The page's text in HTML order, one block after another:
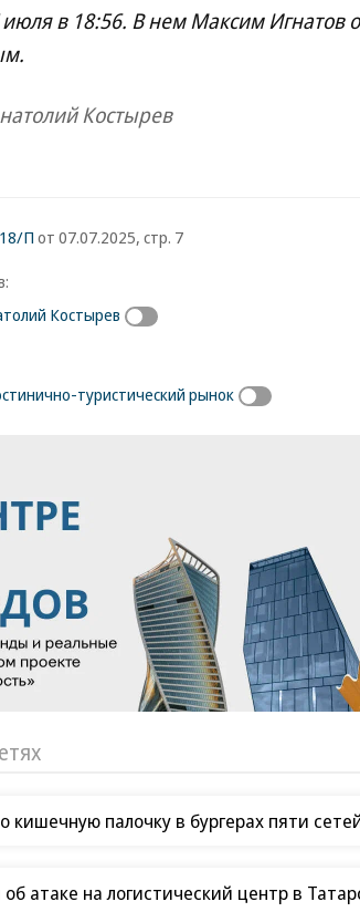
июля в 18:56. В нем Максим
Костырев
П от 07.07.2025, стр. 7
Костырев
туристический рынок
кишечную палочку в бургерах пяти
об атаке на логистический центр в